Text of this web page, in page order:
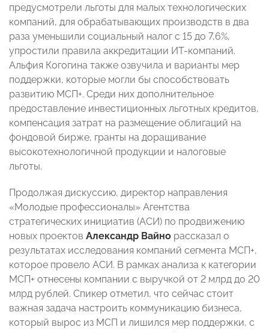
предусмотрели льготы для малых технологических
компаний, для обрабатывающих производств в два
раза уменьшили социальный налог с 15 до 7,6%,
упростили правила аккредитации ИТ-компаний.
Альфия Когогина также озвучила и варианты мер
поддержки, которые могли бы способствовать
развитию МСП+. Среди них дополнительное
предоставление инвестиционных льготных кредитов,
компенсация затрат на размещение облигаций на
фондовой бирже, гранты на доращивание
высокотехнологичной продукции и налоговые
льготы.
Продолжая дискуссию, директор направления
«Молодые профессионалы» Агентства
стратегических инициатив (АСИ) по продвижению
новых проектов Александр Вайно рассказал о
результатах исследования компаний сегмента МСП+,
которое провело АСИ. В рамках анализа к категории
МСП+ отнесены компании с выручкой от 2 млрд до 20
млрд рублей. Спикер отметил, что сейчас стоит
важная задача настроить коммуникацию бизнеса,
который вырос из МСП и лишился мер поддержки, с